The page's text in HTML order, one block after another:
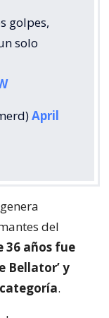
golpes,
solo
April
del
36 años fue
Bellator’ y
.